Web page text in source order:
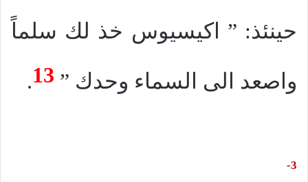
حينئذ: ” اكيسيوس خذ لك سلماً
واصعد الى السماء وحدك ” 13
.
3-